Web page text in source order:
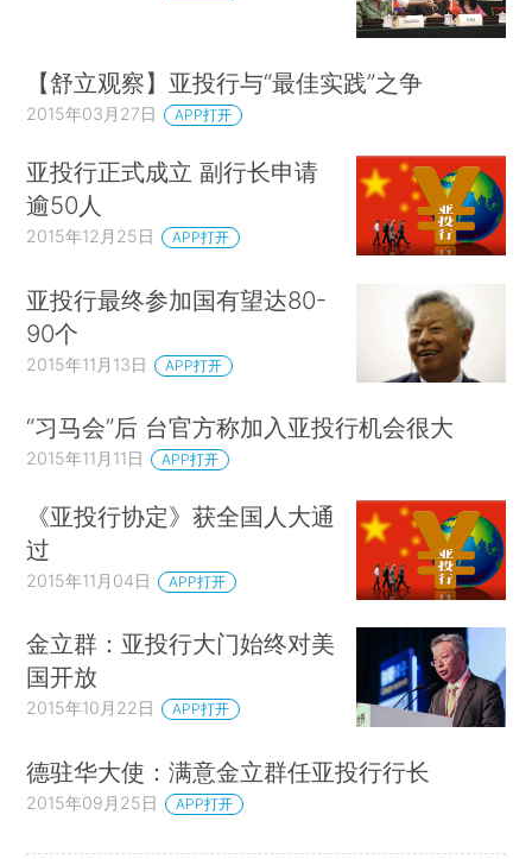
【舒立观察】亚投行与“最佳实践”之争
2015年03月27日 APP打开
亚投行正式成立 副行长申请
逾50人
2015年12月25日 APP打开
亚投行最终参加国有望达80-
90个
2015年11月13日 APP打开
“习马会”后 台官方称加入亚投行机会很大
2015年11月11日 APP打开
《亚投行协定》获全国人大通
过
2015年11月04日 APP打开
金立群：亚投行大门始终对美
国开放
2015年10月22日 APP打开
德驻华大使：满意金立群任亚投行行长
2015年09月25日 APP打开